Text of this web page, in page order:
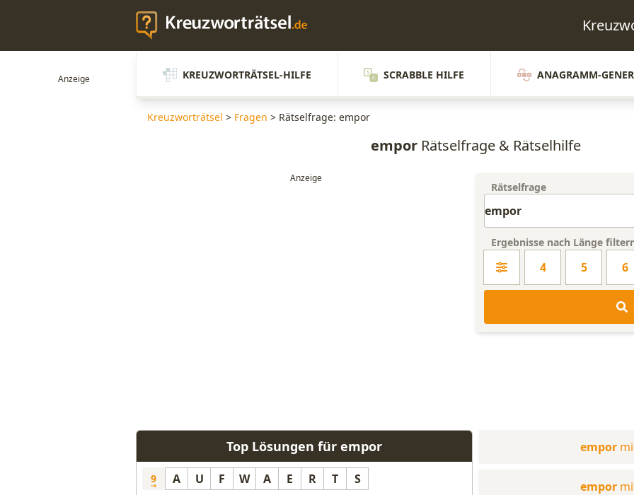
KREUZWORTRÄTSEL-HILFE SCRABBLE HILFE ANAGRAMM-
Kreuzworträtsel > Fragen > Rätselfrage: empor
emporRätselfrage & Rätselhilfe
Rätselfrage
Ergebnisse nach Länge
4 5 6
Top Lösungen für empor
9 A U F W A E R T S
empor
empor